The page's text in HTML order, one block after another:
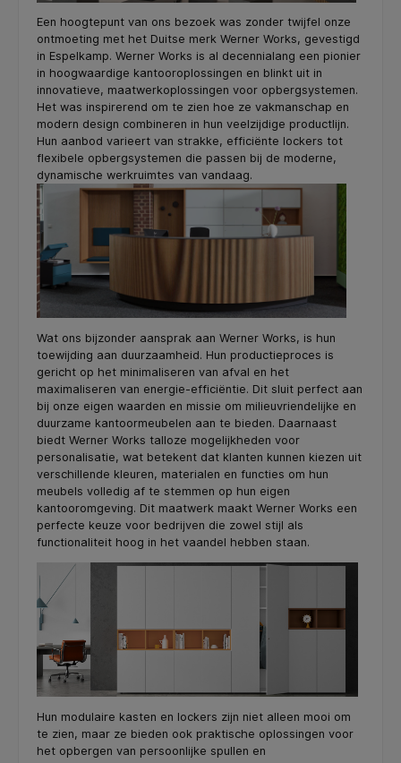
Een hoogtepunt van ons bezoek was zonder twijfel onze
ontmoeting met het Duitse merk Werner Works, gevestigd
in Espelkamp. Werner Works is al decennialang een pionier
in hoogwaardige kantooroplossingen en blinkt uit in
innovatieve, maatwerkoplossingen voor opbergsystemen.
Het was inspirerend om te zien hoe ze vakmanschap en
modern design combineren in hun veelzijdige productlijn.
Hun aanbod varieert van strakke, efficiënte lockers tot
flexibele opbergsystemen die passen bij de moderne,
dynamische werkruimtes van vandaag.
Wat ons bijzonder aansprak aan Werner Works, is hun
toewijding aan duurzaamheid. Hun productieproces is
gericht op het minimaliseren van afval en het
maximaliseren van energie-efficiëntie. Dit sluit perfect aan
bij onze eigen waarden en missie om milieuvriendelijke en
duurzame kantoormeubelen aan te bieden. Daarnaast
biedt Werner Works talloze mogelijkheden voor
personalisatie, wat betekent dat klanten kunnen kiezen uit
verschillende kleuren, materialen en functies om hun
meubels volledig af te stemmen op hun eigen
kantooromgeving. Dit maatwerk maakt Werner Works een
perfecte keuze voor bedrijven die zowel stijl als
functionaliteit hoog in het vaandel hebben staan.
Hun modulaire kasten en lockers zijn niet alleen mooi om
te zien, maar ze bieden ook praktische oplossingen voor
het opbergen van persoonlijke spullen en